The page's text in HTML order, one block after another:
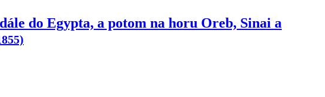
do Egypta, a potom na horu Oreb, Sinai a